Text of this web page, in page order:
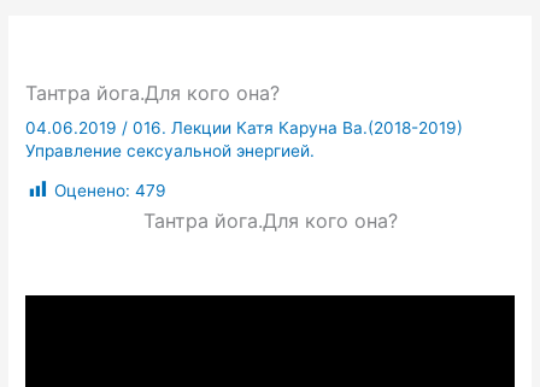
Тантра йога.Для кого она?
04.06.2019 /016. Лекции Катя Каруна Ва.(2018-2019)
Управление сексуальной энергией.
Оценено: 479
Тантра йога.Для кого она?